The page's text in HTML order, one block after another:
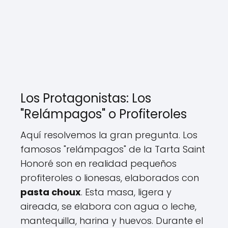
Los Protagonistas: Los
"Relámpagos" o Profiteroles
Aquí resolvemos la gran pregunta. Los
famosos "relámpagos" de la Tarta Saint
Honoré son en realidad pequeños
profiteroles o lionesas, elaborados con
pasta choux. Esta masa, ligera y
aireada, se elabora con agua o leche,
mantequilla, harina y huevos. Durante el